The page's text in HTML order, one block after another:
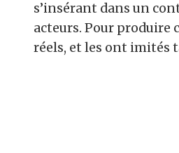
s’insérant dans un
acteurs. Pour produire
réels, et les ont imités